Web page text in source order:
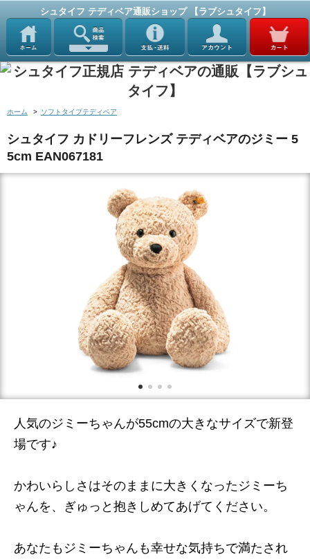
シュタイフ テディベア通販ショップ 【ラブシュタイフ】
ホーム > ソフトタイプテディベア
シュタイフ カドリーフレンズ テディベアのジミー 5
5cm EAN067181
人気のジミーちゃんが55cmの大きなサイズで新登
場です♪
かわいらしさはそのままに大きくなったジミーち
ゃんを、ぎゅっと抱きしめてあげてください。
あなたもジミーちゃんも幸せな気持ちで満たされ